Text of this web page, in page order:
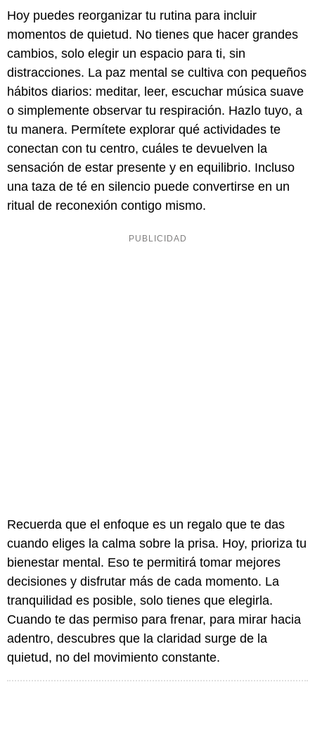
Hoy puedes reorganizar tu rutina para incluir
momentos de quietud. No tienes que hacer grandes
cambios, solo elegir un espacio para ti, sin
distracciones. La paz mental se cultiva con pequeños
hábitos diarios: meditar, leer, escuchar música suave
o simplemente observar tu respiración. Hazlo tuyo, a
tu manera. Permítete explorar qué actividades te
conectan con tu centro, cuáles te devuelven la
sensación de estar presente y en equilibrio. Incluso
una taza de té en silencio puede convertirse en un
ritual de reconexión contigo mismo.
Recuerda que el enfoque es un regalo que te das
cuando eliges la calma sobre la prisa. Hoy, prioriza tu
bienestar mental. Eso te permitirá tomar mejores
decisiones y disfrutar más de cada momento. La
tranquilidad es posible, solo tienes que elegirla.
Cuando te das permiso para frenar, para mirar hacia
adentro, descubres que la claridad surge de la
quietud, no del movimiento constante.